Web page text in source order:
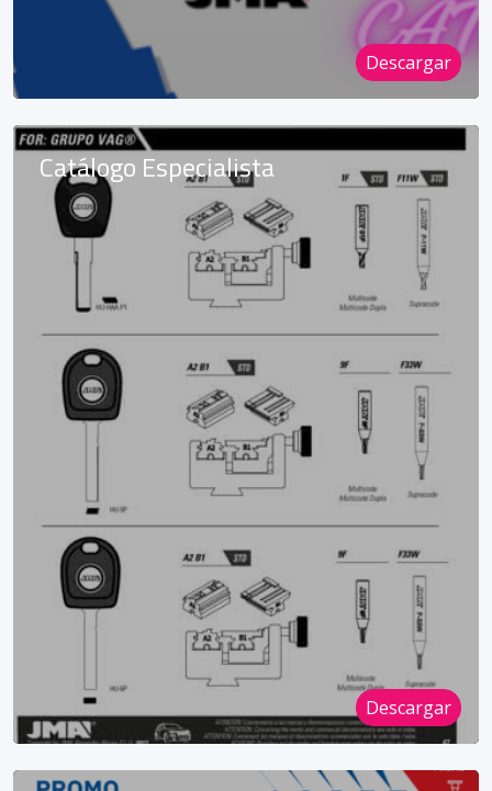
Descargar
Catálogo Especialista
Descargar